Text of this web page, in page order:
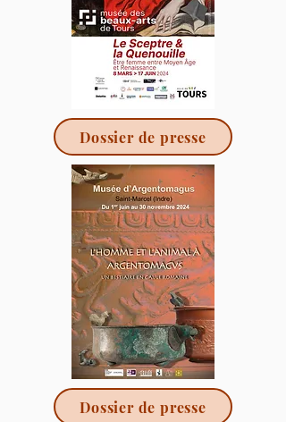
Dossier de presse
Dossier de presse